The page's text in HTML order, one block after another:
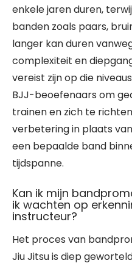
enkele jaren duren,
banden zoals paars,
langer kan duren
complexiteit en
vereist zijn op die
BJJ-beoefenaars om
trainen en zich te
verbetering in plaats
een bepaalde band
tijdspanne.
Kan ik mijn
ik wachten op
instructeur?
Het proces van
Jiu Jitsu is diep